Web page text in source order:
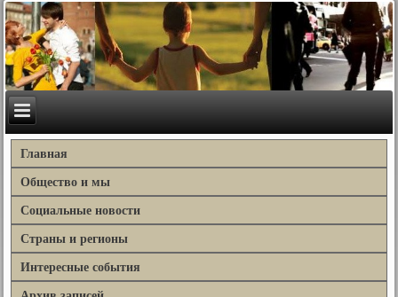
Главная
Общество и мы
Социальные новости
Страны и регионы
Интересные события